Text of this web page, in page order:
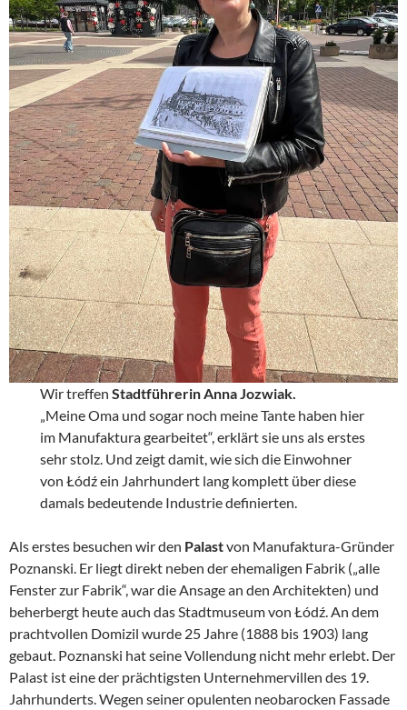
Wir treffenStadtführerin Anna Jozwiak.
„Meine Oma und sogar noch meine Tante haben hier
im Manufaktura gearbeitet“, erklärt sie uns als erstes
sehr stolz. Und zeigt damit, wie sich die Einwohner
von Łódź ein Jahrhundert lang komplett über diese
damals bedeutende Industrie definierten.
Als erstes besuchen wir den Palastvon Manufaktura-Gründer
Poznanski. Er liegt direkt neben der ehemaligen Fabrik („alle
Fenster zur Fabrik“, war die Ansage an den Architekten) und
beherbergt heute auch das Stadtmuseum von Łódź. An dem
prachtvollen Domizil wurde 25 Jahre (1888 bis 1903) lang
gebaut. Poznanski hat seine Vollendung nicht mehr erlebt. Der
Palast ist eine der prächtigsten Unternehmervillen des 19.
Jahrhunderts. Wegen seiner opulenten neobarocken Fassade